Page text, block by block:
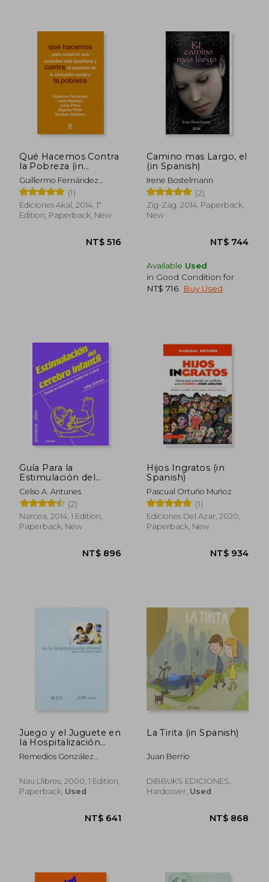
Qué Hacemos Contra
la Pobreza (in
Spanish)
Guillermo Fernández
,Lucía Martínez ,Jesús
Pérez ,Begoña Pérez
,Esteban Sánchez
(1)
Ediciones Akal, 2014, 1ª
Edition, Paperback, New
NT$ 516
Camino mas Largo, el
(in Spanish)
Irene Bostelmann
(2)
Zig-Zag, 2014, Paperback,
New
NT$
Available Used
in Good Condition for
NT$ 716
Buy Used
Guía Para la
Estimulación del
Cerebro Infantil:
Desde el Nacimiento
Hasta los 3 Años (in
Spanish)
Celso A. Antunes
(2)
Narcea, 2014, 1 Edition,
Paperback, New
Hijos Ingratos (in
Spanish)
Pascual Ortuño Muñoz
(1)
Ediciones Del Azar, 2020,
Paperback, New
Juego y el Juguete en
la Hospitalización
Infantil, el (Otros
Psicología) (in
Remedios González
Ferrer,Santiago Gisbert
Soler
Nau Llibres, 2000, 1 Edition,
Paperback, Used
La Tirita (in Spanish)
Juan Berrio
DIBBUKS EDICIONES,
Hardcover, Used